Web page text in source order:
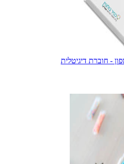
- חוברת דיגיטלית